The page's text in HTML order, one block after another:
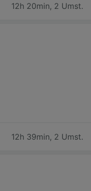
12h 20min, 2 Umst.
12h 39min, 2 Umst.